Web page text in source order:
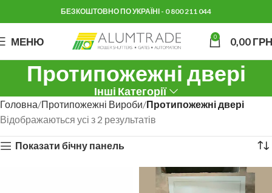
БЕЗКОШТОВНО ПО УКРАЇНІ - 0 800 211 044
МЕНЮ 0 0,00
Протипожежні двері
Інші Категорії
Головна Протипожежні Вироби Протипожежні двері
Відображаються усі з 2 результатів
Показати бічну панель